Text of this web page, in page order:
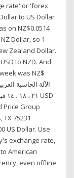
rate' or 'forex
to US Dollar
on NZ$0.0514
Dollar, so 1
Zealand Dollar.
to NZD. And
was NZ$
75231
US Dollar. Use
exchange rate,
American
even offline.